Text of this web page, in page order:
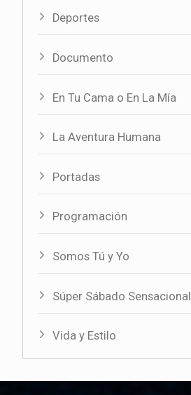
Deportes
Documento
En Tu Cama o En La Mía
La Aventura Humana
Portadas
Programación
Somos Tú y Yo
Súper Sábado Sensacional
Vida y Estilo